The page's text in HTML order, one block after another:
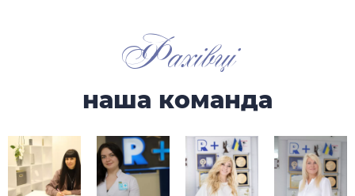
Фахівці
наша команда